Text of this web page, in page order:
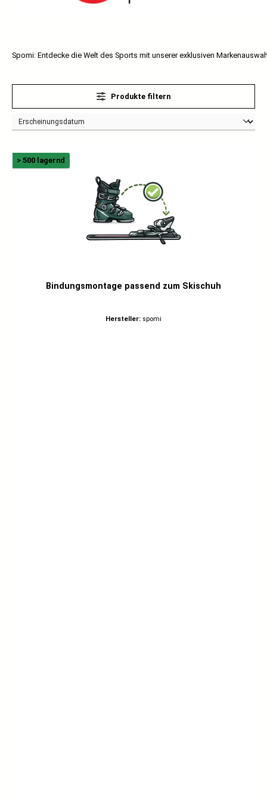
Spomi: Entdecke die Welt des Sports mit unserer exklusiven
Produkte filtern
> 500 lagernd
Bindungsmontage passend zum Skischuh
Hersteller: spomi